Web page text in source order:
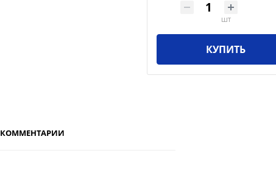
шт
КУПИТЬ
КОММЕНТАРИИ